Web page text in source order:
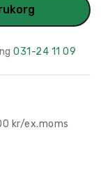
031-24 11 09
kr/ex.moms